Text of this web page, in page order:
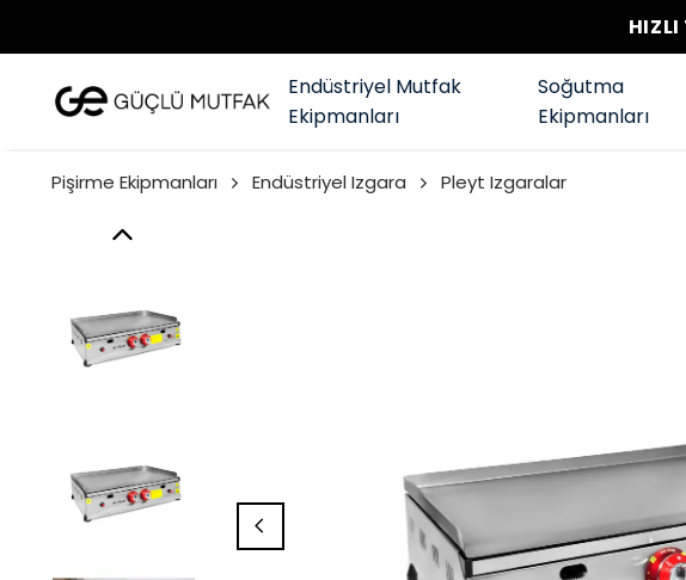
Endüstriyel Mutfak
Ekipmanları
Soğutma
Ekipmanları
Pişirme Ekipmanları Endüstriyel Izgara Pleyt Izgaralar